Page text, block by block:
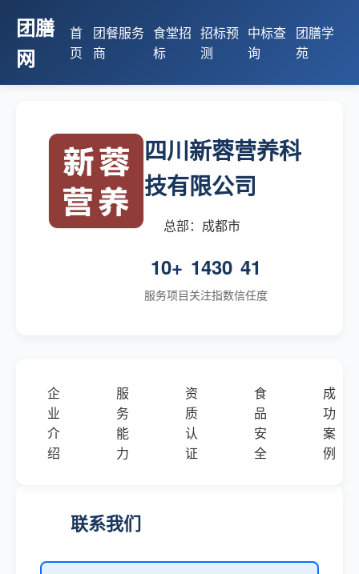
团膳
网
首
页
团餐服务
商
食堂招
标
招标预
测
中标查
询
团膳学
苑
四川新蓉营养科
技有限公司
总部：成都市
10+
服务项目
1430
关注指数
41
信任度
企
业
介
绍
服
务
能
力
资
质
认
证
食
品
安
全
成
功
案
例
联系我们